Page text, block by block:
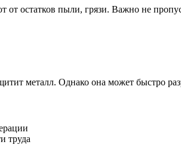
остатков пыли, грязи. Важно не
металл. Однако она может быстро